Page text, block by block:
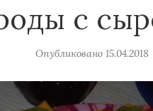
с
Опубликовано 15.04.2018